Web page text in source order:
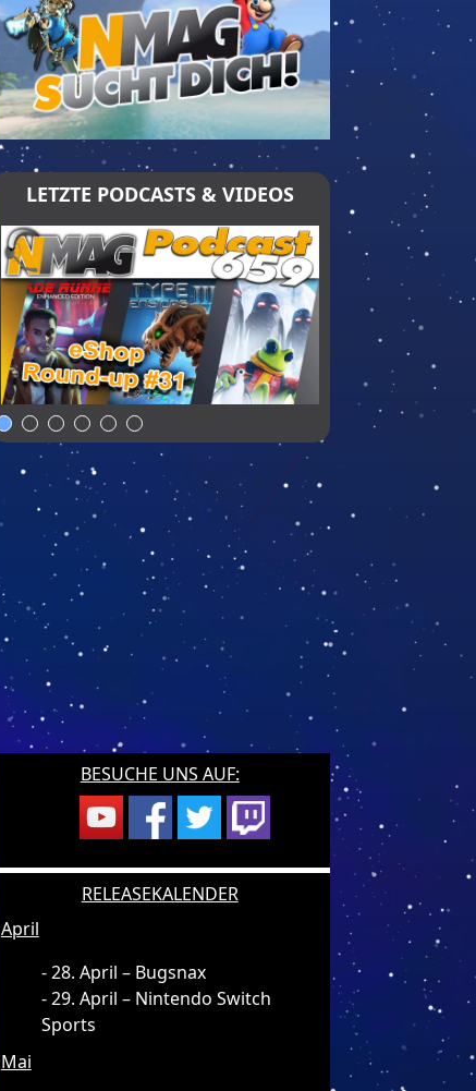
LETZTE PODCASTS & VIDEOS
BESUCHE UNS AUF:
RELEASEKALENDER
April
28. April – Bugsnax
29. April – Nintendo Switch
Sports
Mai